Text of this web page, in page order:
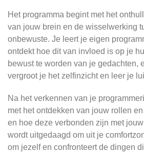
Het programma begint met het
van jouw brein en de wisselwerking
onbewuste. Je leert je eigen
ontdekt hoe dit van invloed is op je
bewust te worden van je gedachten,
vergroot je het zelfinzicht en leer je
Na het verkennen van je
met het ontdekken van jouw rollen
en hoe deze verbonden zijn met
wordt uitgedaagd om uit je
om jezelf en confronteert de dingen